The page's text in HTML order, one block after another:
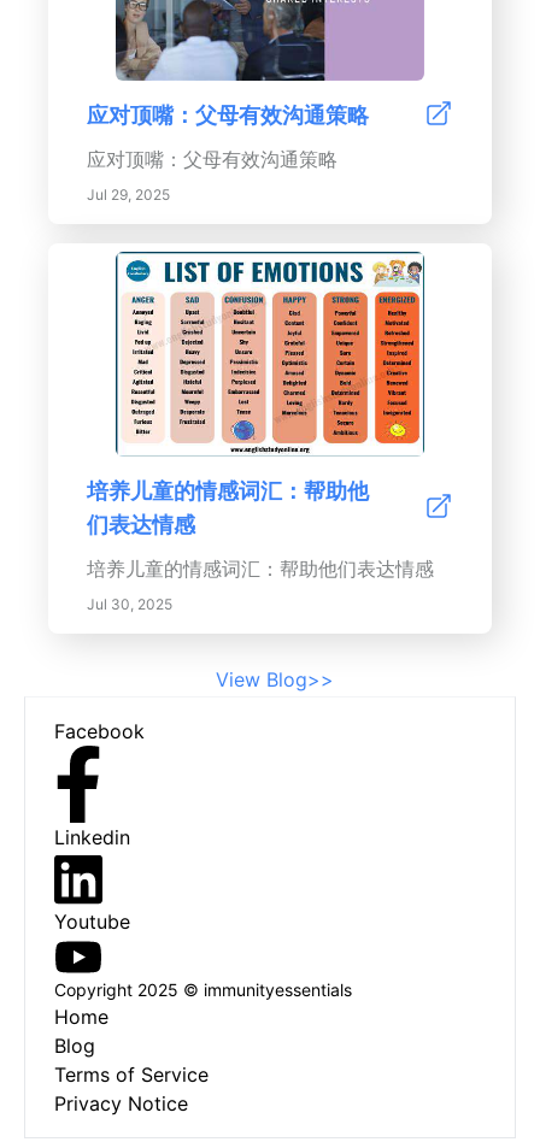
应对顶嘴：父母有效沟通策略
应对顶嘴：父母有效沟通策略
Jul 29, 2025
培养儿童的情感词汇：帮助他
们表达情感
培养儿童的情感词汇：帮助他们表达情感
Jul 30, 2025
View Blog>>
Facebook
Linkedin
Youtube
Copyright 2025 © immunityessentials
Home
Blog
Terms of Service
Privacy Notice